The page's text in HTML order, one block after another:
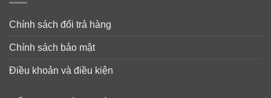
Chính sách đổi trả hàng
Chính sách bảo mật
Điều khoản và điều kiện